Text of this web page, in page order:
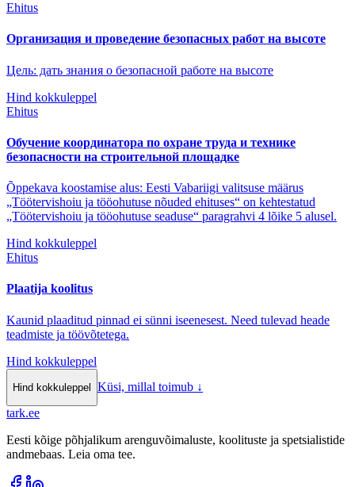
Ehitus
Организация и проведение безопасных работ на высоте
Цель: дать знания о безопасной работе на высоте
Hind kokkuleppel
Ehitus
Обучение координатора по охране труда и технике
безопасности на строительной площадке
Õppekava koostamise alus: Eesti Vabariigi valitsuse määrus
„Töötervishoiu ja tööohutuse nõuded ehituses“ on kehtestatud
„Töötervishoiu ja tööohutuse seaduse“ paragrahvi 4 lõike 5 alusel.
Hind kokkuleppel
Ehitus
Plaatija koolitus
Kaunid plaaditud pinnad ei sünni iseenesest. Need tulevad heade
teadmiste ja töövõtetega.
Hind kokkuleppel
Hind kokkuleppel Küsi, millal toimub ↓
tark.ee
Eesti kõige põhjalikum arenguvõimaluste, koolituste ja spetsialistide
andmebaas. Leia oma tee.